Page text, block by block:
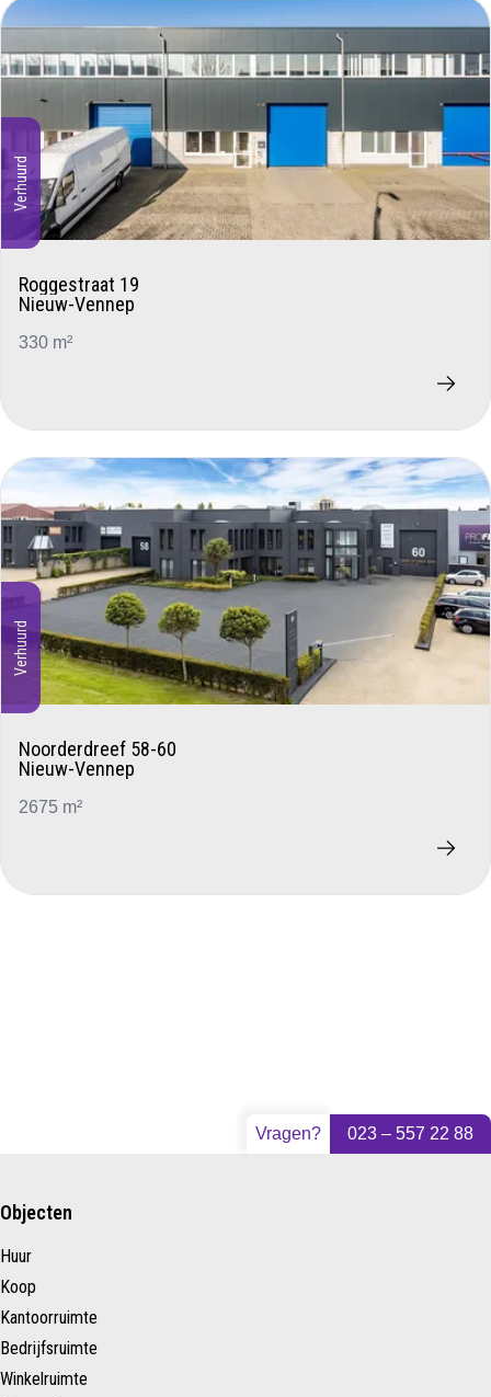
Verhuurd
Roggestraat 19
Nieuw-Vennep
330 m²
Verhuurd
Noorderdreef 58-60
Nieuw-Vennep
2675 m²
Vragen? 023 – 557 22 88
Objecten
Huur
Koop
Kantoorruimte
Bedrijfsruimte
Winkelruimte